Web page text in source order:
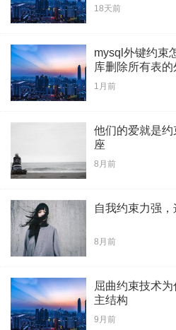
18天前
mysql外键约束
库删除所有表
1月前
他们的爱就是
座
8月前
自我约束力强
8月前
屈曲约束技术
主结构
9月前